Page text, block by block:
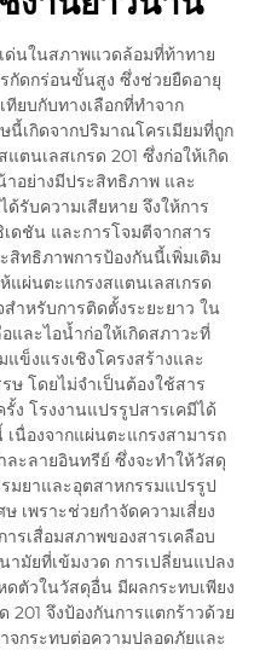
ด่นในสภาพแวดล้อมที่ท้าทาย
กัดกร่อนขั้นสูง ซึ่งช่วยยืดอายุ
ยบกับทางเลือกที่ทำจาก
นี้เกิดจากปริมาณโครเมียมที่ถูก
ตนเลสเกรด 201 ซึ่งก่อให้เกิด
อย่างมีประสิทธิภาพ และ
ด้รับความเสียหาย จึงให้การ
ดชัน และการโจมตีจากสาร
สิทธิภาพการป้องกันนี้เพิ่มเติม
ผ่นตะแกรงสแตนเลสเกรด
สำหรับการติดตั้งระยะยาว ใน
และไอน้ำก่อให้เกิดสภาวะที่
ข็งแรงเชิงโครงสร้างและ
โดยไม่จำเป็นต้องใช้สาร
ง โรงงานแปรรูปสารเคมีได้
นื่องจากแผ่นตะแกรงสามารถ
ะลายอินทรีย์ ซึ่งจะทำให้วัสดุ
มยาและอุตสาหกรรมแปรรูป
เพราะช่วยกำจัดความเสี่ยง
รเสื่อมสภาพของสารเคลือบ
มัยที่เข้มงวด การเปลี่ยนแปลง
ตัวในวัสดุอื่น มีผลกระทบเพียง
201 จึงป้องกันการแตกร้าวด้วย
จกระทบต่อความปลอดภัยและ